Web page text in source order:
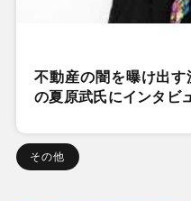
不動産の闇を曝け出
の夏原武氏にインタビ
その他